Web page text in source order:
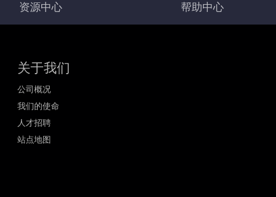
资源中心 帮助中心
关于我们
公司概况
我们的使命
人才招聘
站点地图